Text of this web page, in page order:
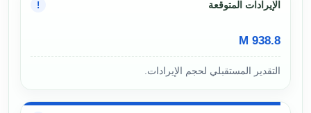
الإيرادات المتوقعة !
938.8 M
التقدير المستقبلي لحجم الإيرادات.